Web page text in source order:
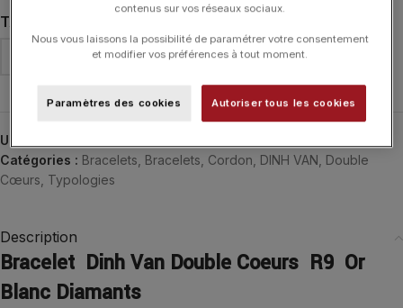
TAILLE DE CORDON
UGS :
Catégories : Bracelets Bracelets Cordon DINH VAN Double
Cœurs Typologies
Description
Bracelet Dinh Van Double Coeurs R9 Or
Blanc Diamants
contenus sur vos réseaux sociaux.
Nous vous laissons la possibilité de paramétrer votre consentement
et modifier vos préférences à tout moment.
Paramètres des cookies Autoriser tous les cookies